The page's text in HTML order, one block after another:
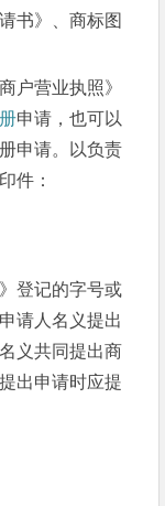
书》、商标图
户营业执照》
申请，也可以
申请。以负责
件：
登记的字号或
请人名义提出
义共同提出商
出申请时应提